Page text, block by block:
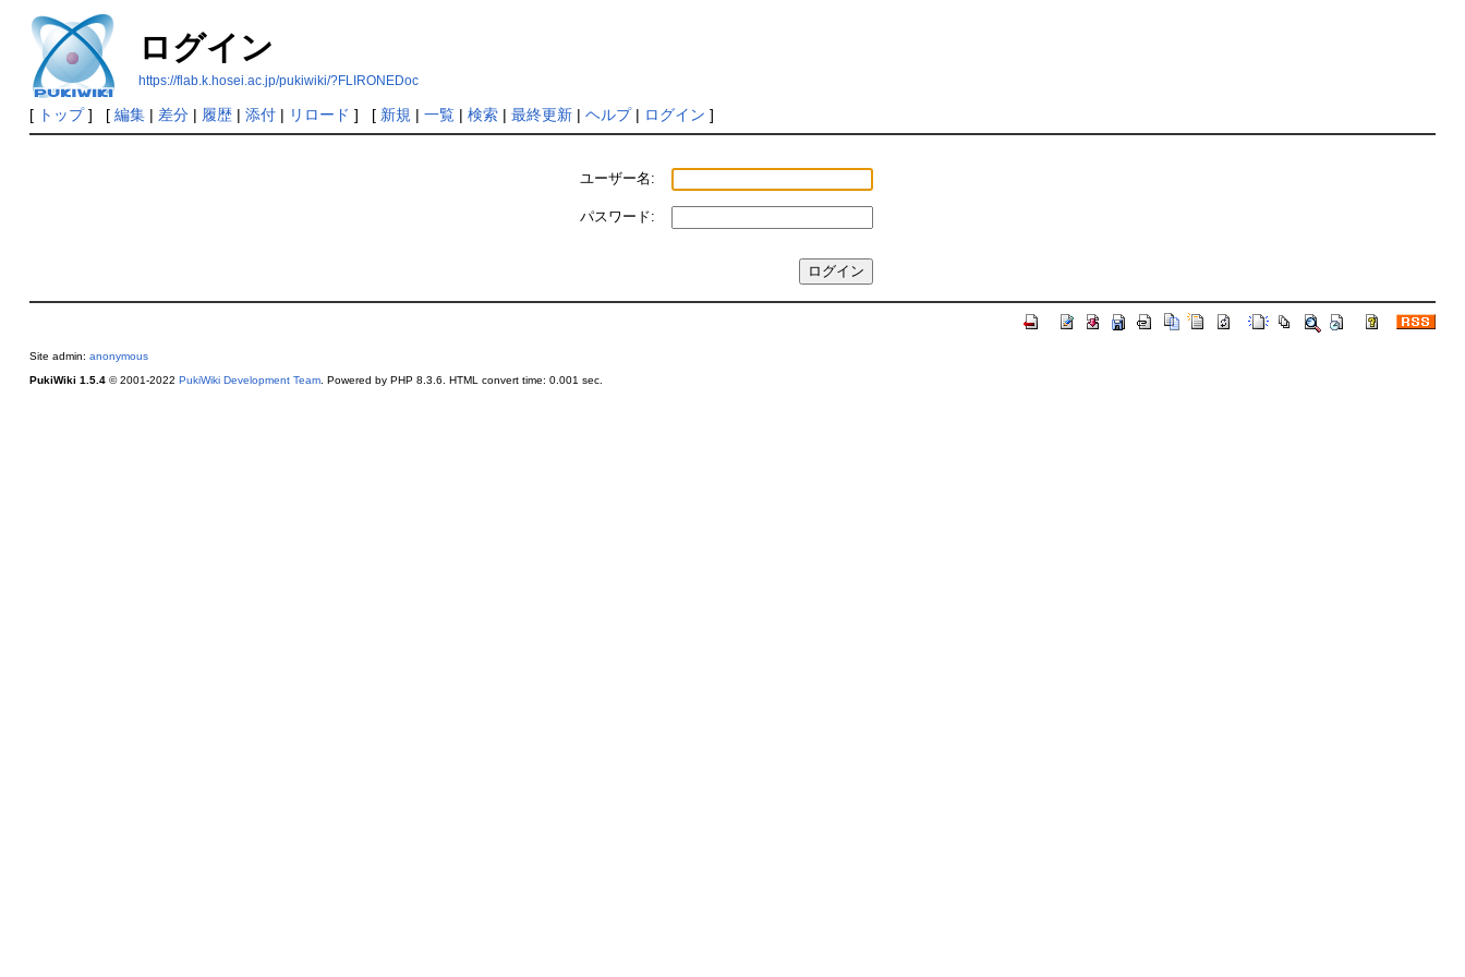
ログイン
https://flab.k.hosei.ac.jp/pukiwiki/?FLIRONEDoc
[ トップ] [ 編集| 差分| 履歴| 添付| リロード ] [ 新規 | 一覧| 検索| 最終更新| ヘルプ| ログイン ]
ユーザー名:
パスワード:
Site admin: anonymous
PukiWiki 1.5.4© 2001-2022 PukiWiki Development Team. Powered by PHP 8.3.6. HTML convert time: 0.001 sec.